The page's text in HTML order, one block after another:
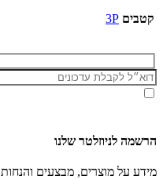
קטבים 3P
הרשמה לניוזלטר שלנו
מידע על מוצרים, מבצעים והנחות